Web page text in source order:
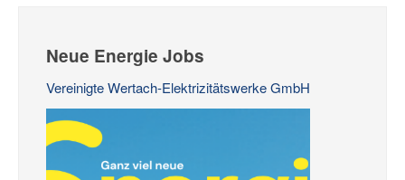
Neue Energie Jobs
Vereinigte Wertach-Elektrizitätswerke GmbH